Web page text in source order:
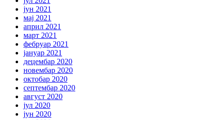
јун 2021
мај 2021
април 2021
март 2021
фебруар 2021
јануар 2021
децембар 2020
новембар 2020
октобар 2020
септембар 2020
август 2020
јул 2020
јун 2020